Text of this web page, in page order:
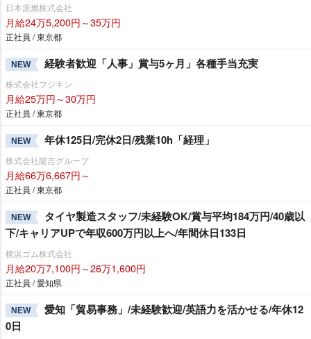
日本原燃株式会社
月給24万5,200円～35万円
正社員 / 東京都
NEW 経験者歓迎「人事」賞与5ヶ月」各種手当充実
株式会社フジキン
月給25万円～30万円
正社員 / 東京都
NEW 年休125日/完休2日/残業10h「経理」
株式会社陽吉グループ
月給66万6,667円～
正社員 / 東京都
NEW
タイヤ製造スタッフ/未経験OK/賞与平均184万円/40歳以
下/キャリアUPで年収600万円以上へ/年間休日133日
横浜ゴム株式会社
月給20万7,100円～26万1,600円
正社員 / 愛知県
NEW
愛知「貿易事務」/未経験歓迎/英語力を活かせる/年休12
0日